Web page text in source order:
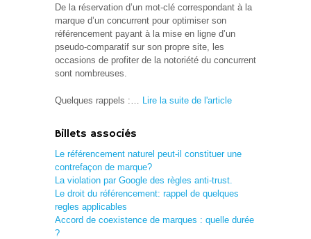
De la réservation d’un mot-clé correspondant à la
marque d’un concurrent pour optimiser son
référencement payant à la mise en ligne d’un
pseudo-comparatif sur son propre site, les
occasions de profiter de la notoriété du concurrent
sont nombreuses.
Quelques rappels :… Lire la suite de l'article
Billets associés
Le référencement naturel peut-il constituer une
contrefaçon de marque?
La violation par Google des règles anti-trust.
Le droit du référencement: rappel de quelques
regles applicables
Accord de coexistence de marques : quelle durée
?